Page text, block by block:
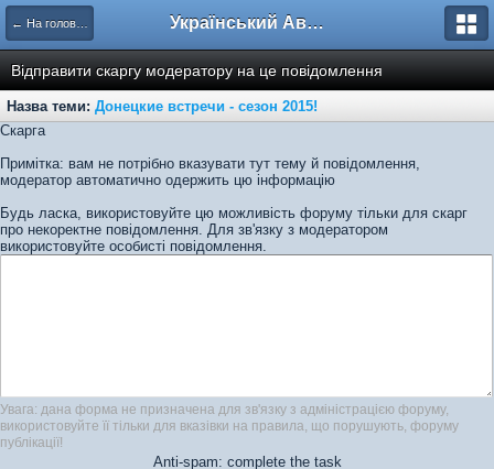
← На головну Український Автоклуб ВАЗ
Відправити скаргу модератору на це повідомлення
Назва теми: Донецкие встречи - сезон 2015!
Скарга
Примітка: вам не потрібно вказувати тут тему й повідомлення,
модератор автоматично одержить цю інформацію
Будь ласка, використовуйте цю можливість форуму тільки для скарг
про некоректне повідомлення. Для зв'язку з модератором
використовуйте особисті повідомлення.
Увага: дана форма не призначена для зв'язку з адміністрацією форуму,
використовуйте її тільки для вказівки на правила, що порушують, форуму
публікації!
Anti-spam: complete the task